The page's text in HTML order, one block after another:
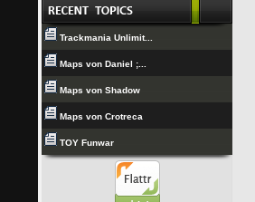
Trackmania Unlimit...
Maps von Daniel ;...
Maps von Shadow
Maps von Crotreca
TOY Funwar